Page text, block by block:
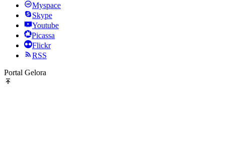
Myspace
Skype
Youtube
Picassa
Flickr
RSS
Portal Gelora